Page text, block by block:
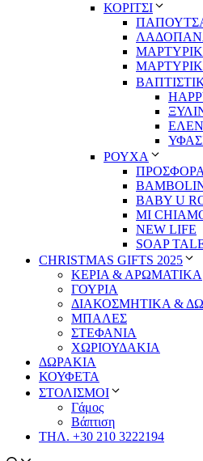
ΚΟΡΙΤΣΙ
ΡΟΥΧΑ
ΠΡΟΣΦΟΡΑ
BABY U
MI
NEW LIFE
SOAP
CHRISTMAS GIFTS 2025
ΚΕΡΙΑ & ΑΡΩΜΑΤΙΚΑ
ΓΟΥΡΙΑ
ΔΙΑΚΟΣΜΗΤΙΚΑ &
ΜΠΑΛΕΣ
ΣΤΕΦΑΝΙΑ
ΧΩΡΙΟΥΔΑΚΙΑ
ΔΩΡΑΚΙΑ
ΚΟΥΦΕΤΑ
ΣΤΟΛΙΣΜΟΙ
Γάμος
Βάπτιση
ΤΗΛ. +30 210 3222194